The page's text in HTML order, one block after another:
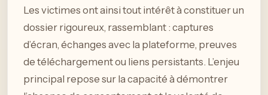
Les victimes ont ainsi tout intérêt à constituer un
dossier rigoureux, rassemblant : captures
d’écran, échanges avec la plateforme, preuves
de téléchargement ou liens persistants. L’enjeu
principal repose sur la capacité à démontrer